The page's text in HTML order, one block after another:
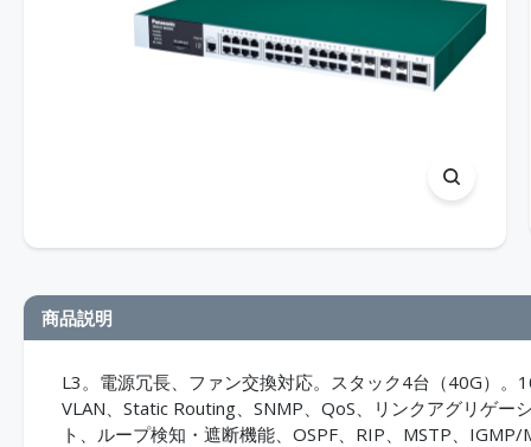
商品説明
L3。電源冗長、ファン交換対応。スタック4台（40G）
VLAN、Static Routing、SNMP、QoS、リンクアグリゲー
ト、ループ検知・遮断機能、OSPF、RIP、MSTP、